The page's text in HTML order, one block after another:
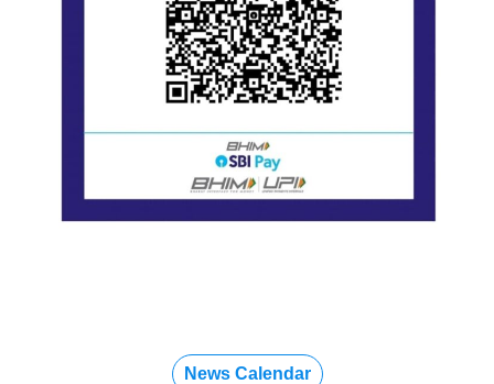
News Calendar